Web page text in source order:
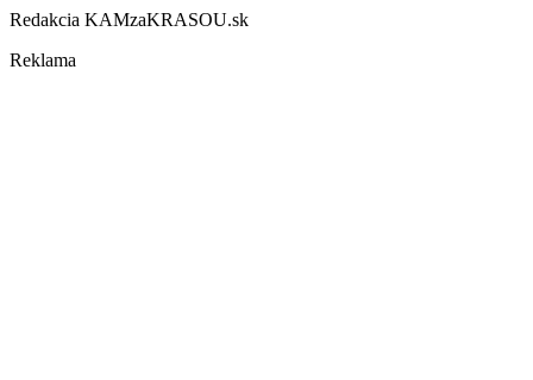
Redakcia KAMzaKRASOU.sk
Reklama